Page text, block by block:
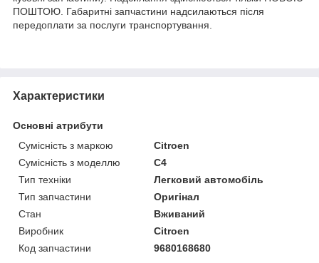
ПОШТОЮ. Габаритні запчастини надсилаються після
передоплати за послуги транспортування.
Характеристики
Основні атрибути
Сумісність з маркою
Citroen
Сумісність з моделлю
C4
Тип техніки
Легковий автомобіль
Тип запчастини
Оригінал
Стан
Вживаний
Виробник
Citroen
Код запчастини
9680168680